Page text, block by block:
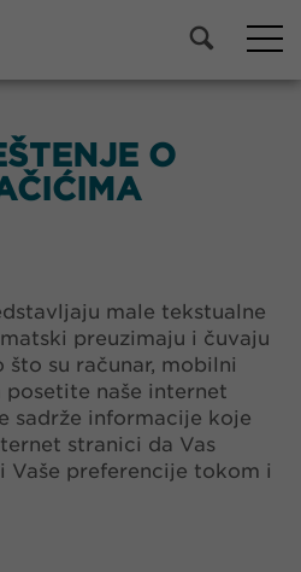
O
male tekstualne
preuzimaju i čuvaju
što su računar, mobilni
naše internet
sadrže informacije koje
stranici da Vas
Vaše preferencije tokom i